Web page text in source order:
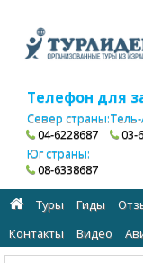
Телефон для
Север страны:
04-6228687
03-
Юг страны:
08-6338687
Туры Гиды
Контакты
Видео